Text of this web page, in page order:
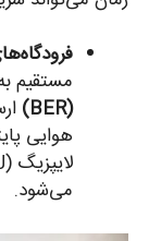
مستقیم
(BER)
هوایی
می‌شود.